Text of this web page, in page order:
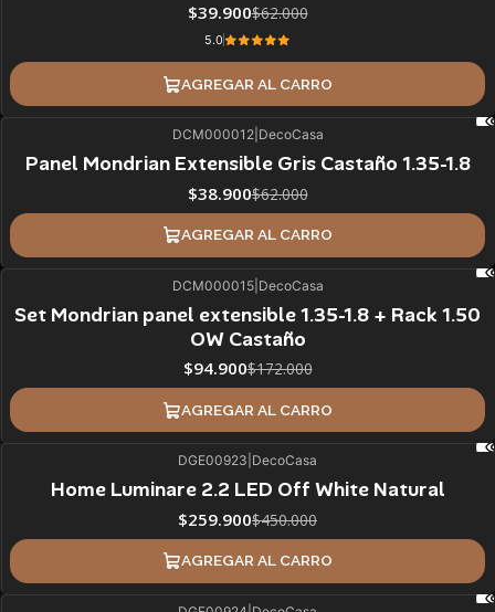
$39.900$62.000
5.0
AGREGAR AL CARRO
DCM000012| DecoCasa
Panel Mondrian Extensible Gris Castaño 1.35-1.8
$38.900$62.000
AGREGAR AL CARRO
DCM000015| DecoCasa
Set Mondrian panel extensible 1.35-1.8 + Rack 1.50
OW Castaño
$94.900$172.000
AGREGAR AL CARRO
DGE00923 DecoCasa
Home Luminare 2.2 LED Off White Natural
$259.900$450.000
AGREGAR AL CARRO